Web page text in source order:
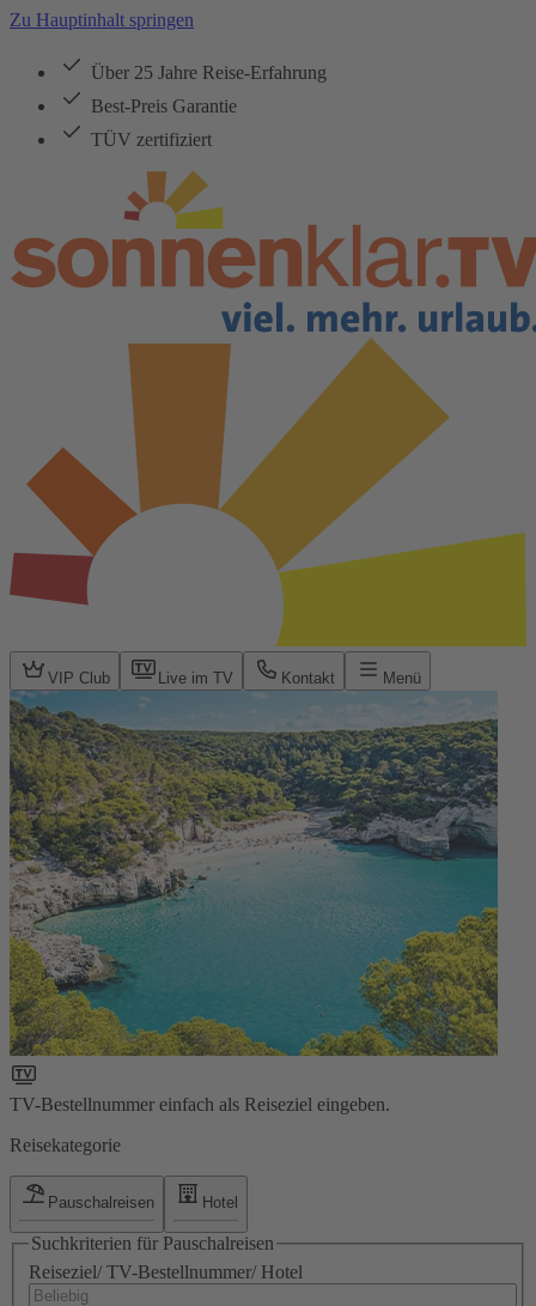
Zu Hauptinhalt springen
Über 25 Jahre Reise-Erfahrung
Best-Preis Garantie
TÜV zertifiziert
VIP Club Live im TV Kontakt Menü
TV-Bestellnummer einfach als Reiseziel eingeben.
Reisekategorie
Pauschalreisen Hotel
Suchkriterien für Pauschalreisen
Reiseziel/ TV-Bestellnummer/ Hotel